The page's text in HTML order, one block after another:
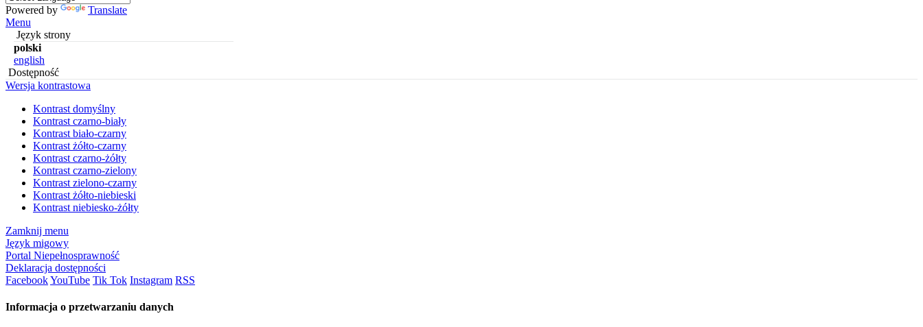
Powered by
Translate
Menu
Język strony
polski
english
Dostępność
Wersja kontrastowa
Kontrast domyślny
Kontrast czarno-biały
Kontrast biało-czarny
Kontrast żółto-czarny
Kontrast czarno-żółty
Kontrast czarno-zielony
Kontrast zielono-czarny
Kontrast żółto-niebieski
Kontrast niebiesko-żółty
Zamknij menu
Język migowy
Portal Niepełnosprawność
Deklaracja dostępności
FacebookYouTube Tik Tok Instagram RSS
Informacja o przetwarzaniu danych